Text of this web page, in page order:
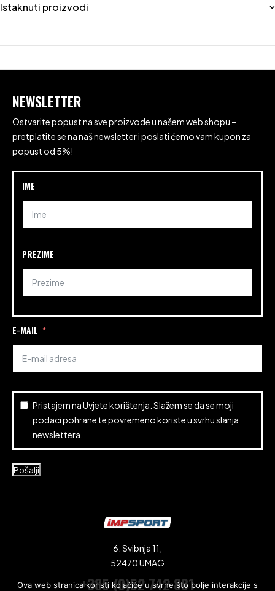
Istaknuti proizvodi
NEWSLETTER
Ostvarite popust na sve proizvode u našem web shopu –
pretplatite se na naš newsletter i poslati ćemo vam kupon za
popust od 5%!
IME
PREZIME
E-MAIL
Pristajem naUvjete korištenja . Slažem se da se moji
podaci pohrane te povremeno koriste u svrhu slanja
newslettera.
Pošalji
6. Svibnja 11,
52470 UMAG
+385 (0)52 742 881
Ova web stranica koristi kolačiće u svrhe što bolje interakcije s